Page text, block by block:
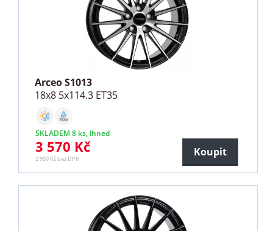
Arceo S1013
18x8 5x114.3 ET35
SKLADEM 8 ks, ihned
3 570 Kč
2 950 Kč bez DPH
Koupit